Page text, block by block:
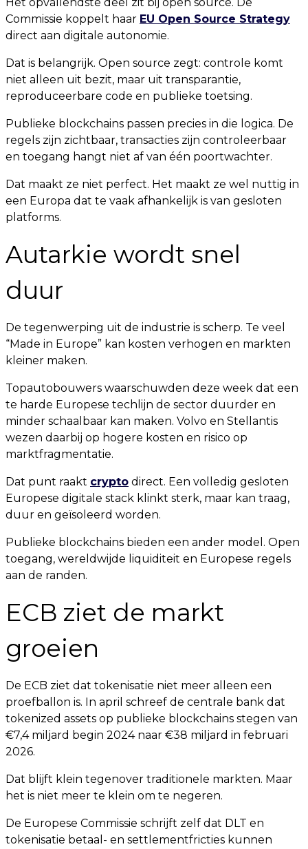
Commissie koppelt haar EU Open Source Strategy
direct aan digitale autonomie.
Dat is belangrijk. Open source zegt: controle komt
niet alleen uit bezit, maar uit transparantie,
reproduceerbare code en publieke toetsing.
Publieke blockchains passen precies in die logica. De
regels zijn zichtbaar, transacties zijn controleerbaar
en toegang hangt niet af van één poortwachter.
Dat maakt ze niet perfect. Het maakt ze wel nuttig in
een Europa dat te vaak afhankelijk is van gesloten
platforms.
Autarkie wordt snel
duur
De tegenwerping uit de industrie is scherp. Te veel
“Made in Europe” kan kosten verhogen en markten
kleiner maken.
Topautobouwers waarschuwden deze week dat een
te harde Europese techlijn de sector duurder en
minder schaalbaar kan maken. Volvo en Stellantis
wezen daarbij op hogere kosten en risico op
marktfragmentatie.
Dat punt raakt crypto direct. Een volledig gesloten
Europese digitale stack klinkt sterk, maar kan traag,
duur en geïsoleerd worden.
Publieke blockchains bieden een ander model. Open
toegang, wereldwijde liquiditeit en Europese regels
aan de randen.
ECB ziet de markt
groeien
De ECB ziet dat tokenisatie niet meer alleen een
proefballon is. In april schreef de centrale bank dat
tokenized assets op publieke blockchains stegen van
€7,4 miljard begin 2024 naar €38 miljard in februari
2026.
Dat blijft klein tegenover traditionele markten. Maar
het is niet meer te klein om te negeren.
De Europese Commissie schrijft zelf dat DLT en
tokenisatie betaal- en settlementfricties kunnen